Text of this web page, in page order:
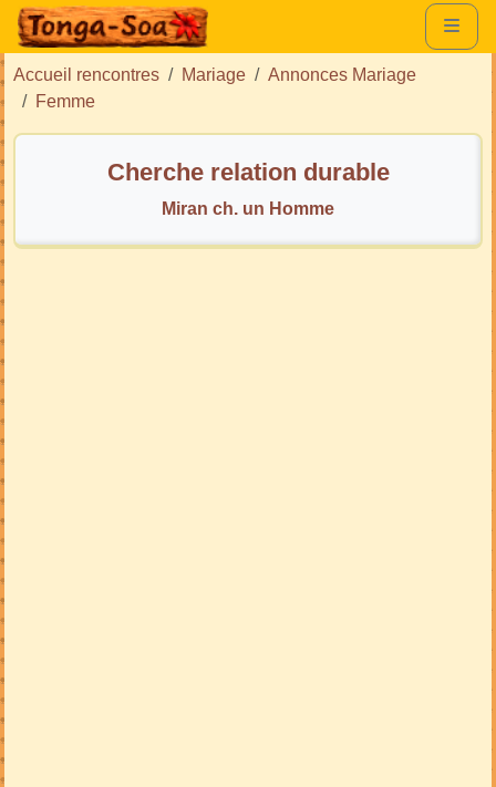
Accueil rencontres Mariage
Annonces Mariage
Femme
Cherche relation durable
Miran ch. un Homme